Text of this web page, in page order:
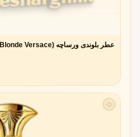
عطر بلوندی ورساچه (Blonde Versace)
◇